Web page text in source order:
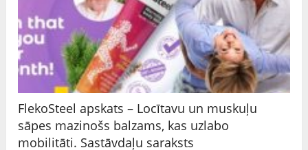
FlekoSteel apskats – Locītavu un muskuļu
sāpes mazinošs balzams, kas uzlabo
mobilitāti. Sastāvdaļu saraksts